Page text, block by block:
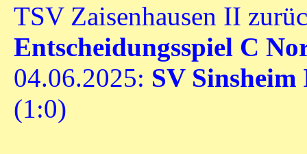
TSV Zaisenhausen II
Entscheidungsspiel C
04.06.2025: SV
(1:0)